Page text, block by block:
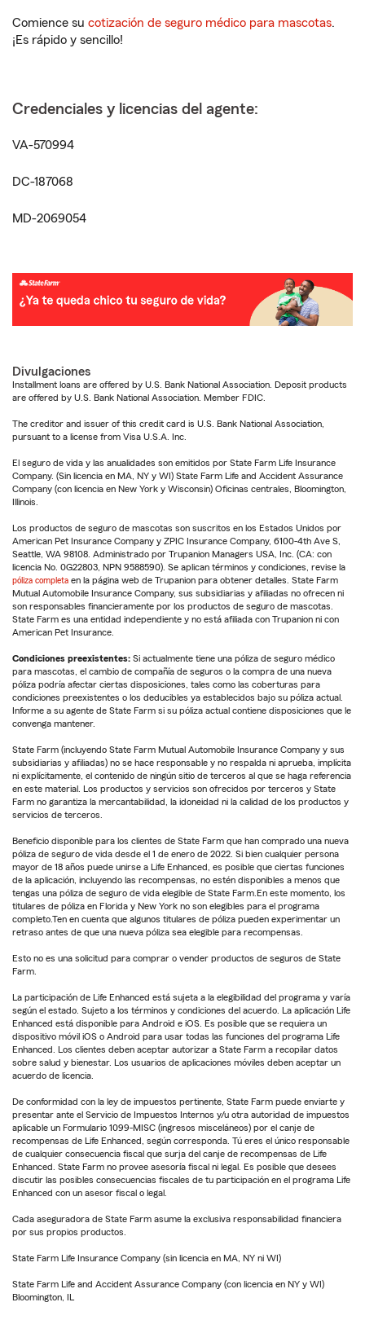
Comience su cotización de seguro médico para mascotas.
¡Es rápido y sencillo!
Credenciales y licencias del agente:
VA-570994
DC-187068
MD-2069054
Divulgaciones
Installment loans are offered by U.S. Bank National Association. Deposit products
are offered by U.S. Bank National Association. Member FDIC.
The creditor and issuer of this credit card is U.S. Bank National Association,
pursuant to a license from Visa U.S.A. Inc.
El seguro de vida y las anualidades son emitidos por State Farm Life Insurance
Company. (Sin licencia en MA, NY y WI) State Farm Life and Accident Assurance
Company (con licencia en New York y Wisconsin) Oficinas centrales, Bloomington,
Illinois.
Los productos de seguro de mascotas son suscritos en los Estados Unidos por
American Pet Insurance Company y ZPIC Insurance Company, 6100-4th Ave S,
Seattle, WA 98108. Administrado por Trupanion Managers USA, Inc. (CA: con
licencia No. 0G22803, NPN 9588590). Se aplican términos y condiciones, revise la
póliza completa en la página web de Trupanion para obtener detalles. State Farm
Mutual Automobile Insurance Company, sus subsidiarias y afiliadas no ofrecen ni
son responsables financieramente por los productos de seguro de mascotas.
State Farm es una entidad independiente y no está afiliada con Trupanion ni con
American Pet Insurance.
Condiciones preexistentes: Si actualmente tiene una póliza de seguro médico
para mascotas, el cambio de compañía de seguros o la compra de una nueva
póliza podría afectar ciertas disposiciones, tales como las coberturas para
condiciones preexistentes o los deducibles ya establecidos bajo su póliza actual.
Informe a su agente de State Farm si su póliza actual contiene disposiciones que le
convenga mantener.
State Farm (incluyendo State Farm Mutual Automobile Insurance Company y sus
subsidiarias y afiliadas) no se hace responsable y no respalda ni aprueba, implícita
ni explícitamente, el contenido de ningún sitio de terceros al que se haga referencia
en este material. Los productos y servicios son ofrecidos por terceros y State
Farm no garantiza la mercantabilidad, la idoneidad ni la calidad de los productos y
servicios de terceros.
Beneficio disponible para los clientes de State Farm que han comprado una nueva
póliza de seguro de vida desde el 1 de enero de 2022. Si bien cualquier persona
mayor de 18 años puede unirse a Life Enhanced, es posible que ciertas funciones
de la aplicación, incluyendo las recompensas, no estén disponibles a menos que
tengas una póliza de seguro de vida elegible de State Farm.En este momento, los
titulares de póliza en Florida y New York no son elegibles para el programa
completo.Ten en cuenta que algunos titulares de póliza pueden experimentar un
retraso antes de que una nueva póliza sea elegible para recompensas.
Esto no es una solicitud para comprar o vender productos de seguros de State
Farm.
La participación de Life Enhanced está sujeta a la elegibilidad del programa y varía
según el estado. Sujeto a los términos y condiciones del acuerdo. La aplicación Life
Enhanced está disponible para Android e iOS. Es posible que se requiera un
dispositivo móvil iOS o Android para usar todas las funciones del programa Life
Enhanced. Los clientes deben aceptar autorizar a State Farm a recopilar datos
sobre salud y bienestar. Los usuarios de aplicaciones móviles deben aceptar un
acuerdo de licencia.
De conformidad con la ley de impuestos pertinente, State Farm puede enviarte y
presentar ante el Servicio de Impuestos Internos y/u otra autoridad de impuestos
aplicable un Formulario 1099-MISC (ingresos misceláneos) por el canje de
recompensas de Life Enhanced, según corresponda. Tú eres el único responsable
de cualquier consecuencia fiscal que surja del canje de recompensas de Life
Enhanced. State Farm no provee asesoría fiscal ni legal. Es posible que desees
discutir las posibles consecuencias fiscales de tu participación en el programa Life
Enhanced con un asesor fiscal o legal.
Cada aseguradora de State Farm asume la exclusiva responsabilidad financiera
por sus propios productos.
State Farm Life Insurance Company (sin licencia en MA, NY ni WI)
State Farm Life and Accident Assurance Company (con licencia en NY y WI)
Bloomington, IL